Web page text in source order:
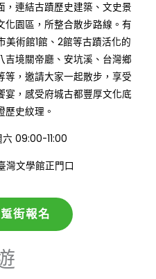
，連結古蹟歷史建築、文史景
化園區，所整合散步路線。有
美術館1館、2館等古蹟活化的
吉境關帝廳、安坑溪、台灣鄉
等，邀請大家一起散步，享受
宴，感受府城古都豐厚文化底
歷史紋理。
六 09:00-11:00
灣文學館正門口
街報名